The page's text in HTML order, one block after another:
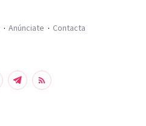
Anúnciate Contacta